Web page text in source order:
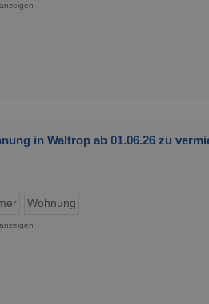
in Waltrop ab 01.06.26 zu
Wohnung